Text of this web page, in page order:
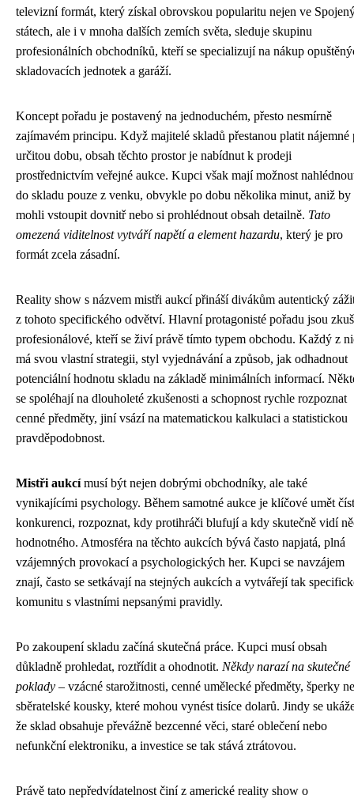
televizní formát, který získal obrovskou popularitu nejen ve
státech, ale i v mnoha dalších zemích světa, sleduje skupinu
profesionálních obchodníků, kteří se specializují na nákup
skladovacích jednotek a garáží.
Koncept pořadu je postavený na jednoduchém, přesto nesmírně
zajímavém principu. Když majitelé skladů přestanou platit nájemné
určitou dobu, obsah těchto prostor je nabídnut k prodeji
prostřednictvím veřejné aukce. Kupci však mají možnost
do skladu pouze z venku, obvykle po dobu několika minut, aniž by
mohli vstoupit dovnitř nebo si prohlédnout obsah detailně. Tato
omezená viditelnost vytváří napětí a element hazardu, který je pro
formát zcela zásadní.
Reality show s názvem mistři aukcí přináší divákům autentický
z tohoto specifického odvětví. Hlavní protagonisté pořadu jsou
profesionálové, kteří se živí právě tímto typem obchodu. Každý z
má svou vlastní strategii, styl vyjednávání a způsob, jak odhadnout
potenciální hodnotu skladu na základě minimálních informací.
se spoléhají na dlouholeté zkušenosti a schopnost rychle rozpoznat
cenné předměty, jiní vsází na matematickou kalkulaci a statistickou
pravděpodobnost.
Mistři aukcímusí být nejen dobrými obchodníky, ale také
vynikajícími psychology. Během samotné aukce je klíčové umět číst
konkurenci, rozpoznat, kdy protihráči blufují a kdy skutečně vidí
hodnotného. Atmosféra na těchto aukcích bývá často napjatá, plná
vzájemných provokací a psychologických her. Kupci se navzájem
znají, často se setkávají na stejných aukcích a vytvářejí tak
komunitu s vlastními nepsanými pravidly.
Po zakoupení skladu začíná skutečná práce. Kupci musí obsah
důkladně prohledat, roztřídit a ohodnotit. Někdy narazí na skutečné
poklady – vzácné starožitnosti, cenné umělecké předměty, šperky
sběratelské kousky, které mohou vynést tisíce dolarů. Jindy se
že sklad obsahuje převážně bezcenné věci, staré oblečení nebo
nefunkční elektroniku, a investice se tak stává ztrátovou.
Právě tato nepředvídatelnost činí z americké reality show o